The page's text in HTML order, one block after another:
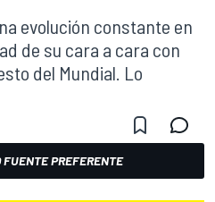
evolución constante en
de su cara a cara con
del Mundial. Lo
FUENTE PREFERENTE